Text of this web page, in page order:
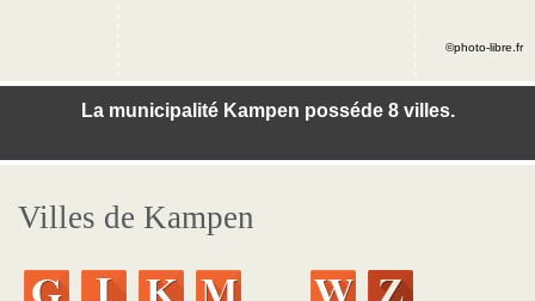
La municipalité Kampen posséde 8 villes.
©photo-libre.fr
Villes de Kampen